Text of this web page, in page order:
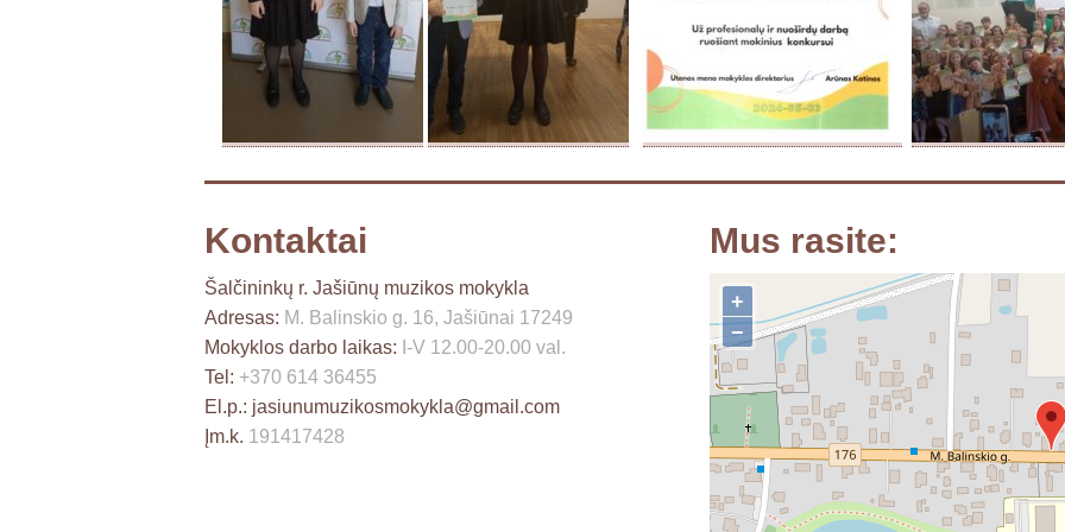
Kontaktai
Šalčininkų r. Jašiūnų muzikos mokykla
Adresas: M. Balinskio g. 16, Jašiūnai 17249
Mokyklos darbo laikas: I-V 12.00-20.00 val.
Tel: +370 614 36455
El.p.: jasiunumuzikosmokykla@gmail.com
Įm.k. 191417428
Mus rasite:
+
−